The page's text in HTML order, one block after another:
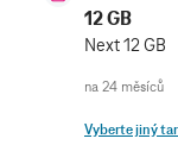
12 GB
Next 12 GB
Vyberte jiný